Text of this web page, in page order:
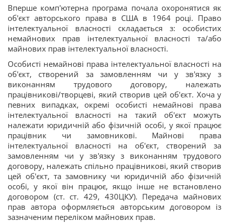
Вперше комп'ютерна програма почала охоронятися як
об'єкт авторського права в США в 1964 році. Право
інтелектуальної власності складається з: особистих
немайнових прав інтелектуальної власності та/або
майнових прав інтелектуальної власності.
Особисті немайнові права інтелектуальної власності на
об'єкт, створений за замовленням чи у зв'язку з
виконанням трудового договору, належать
працівникові/творцеві, який створив цей об'єкт. Хоча у
певних випадках, окремі особисті немайнові права
інтелектуальної власності на такий об'єкт можуть
належати юридичній або фізичній особі, у якої працює
працівник чи замовникові. Майнові права
інтелектуальної власності на об'єкт, створений за
замовленням чи у зв'язку з виконанням трудового
договору, належать спільно працівникові, який створив
цей об'єкт, та замовнику чи юридичній або фізичній
особі, у якої він працює, якщо інше не встановлено
договором (ст. ст. 429, 430ЦКУ). Передача майнових
прав автора оформляється авторським договором із
зазначеним переліком майнових прав.